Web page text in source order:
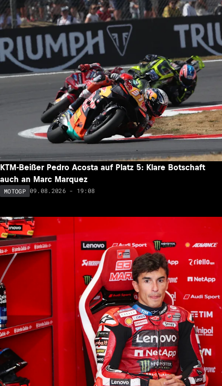
KTM-Beißer Pedro Acosta auf Platz 5: Klare Botschaft
auch an Marc Marquez
MOTOGP 09.08.2026 - 19:08